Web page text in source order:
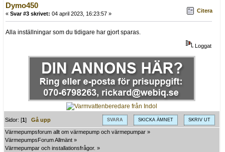
Dymo450
« Svar #3 skrivet: 04 april 2023, 16:23:57 » Citera
Alla inställningar som du tidigare har gjort sparas.
Loggat
SVARA SKICKA ÄMNET SKRIV UT
Sidor: [1]Gå upp
Värmepumpsforum allt om värmepump och värmepumpar »
VärmepumpsForum Allmänt »
Värmepumpar och installationsfrågor. »